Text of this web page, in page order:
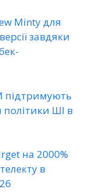
Minty для
завдяки
підтримують
ШІ в
на 2000%
в